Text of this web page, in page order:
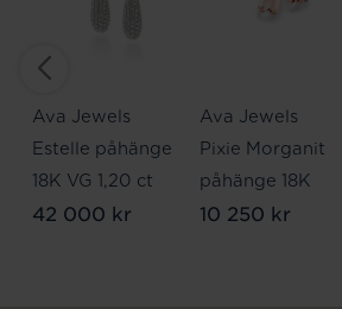
Ava Jewels
Estelle påhänge
18K VG 1,20 ct
42 000 kr
Ava Jewels
Pixie Morganit
påhänge 18K
10 250 kr